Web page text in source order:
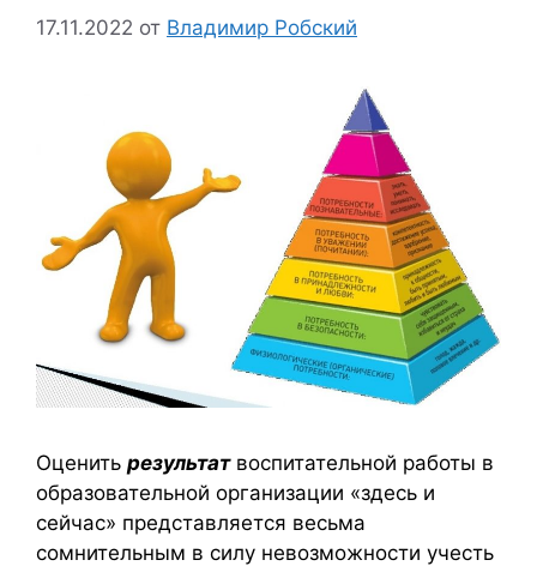
17.11.2022 от Владимир Робский
Оценить результатвоспитательной работы в
образовательной организации «здесь и
сейчас» представляется весьма
сомнительным в силу невозможности учесть